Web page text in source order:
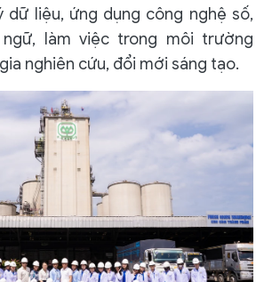
dữ liệu, ứng dụng công nghệ số,
làm việc trong môi trường
nghiên cứu, đổi mới sáng tạo.